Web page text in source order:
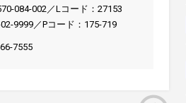
084-002／Lコード：27153
02-9999／Pコード：175-719
7555